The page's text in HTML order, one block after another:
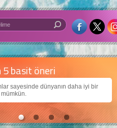
dünya için yapay zekâ
daha güzel bir dünya bırakabilmek için
yararlanırız?